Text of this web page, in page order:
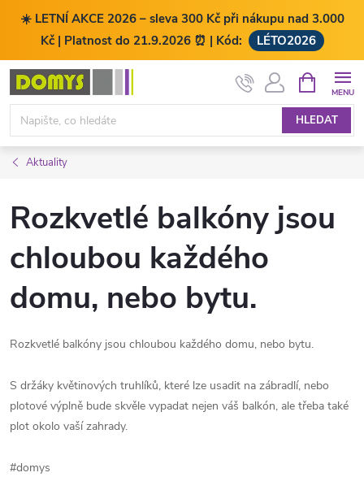
☀️ LETNÍ AKCE 2026 – sleva 300 Kč při nákupu nad 3.000
Kč | Platnost do 21.9.2026 ⏰ | Kód:
LÉTO2026
Přejít
obsah
HLEDAT
NÁKUPNÍ
KOŠÍK
Aktuality
Rozkvetlé balkóny jsou
chloubou každého
domu, nebo bytu.
Rozkvetlé balkóny jsou chloubou každého domu, nebo bytu.
S držáky květinových truhlíků, které lze usadit na zábradlí, nebo
plotové výplně bude skvěle vypadat nejen váš balkón, ale třeba také
plot okolo vaší zahrady.
#domys